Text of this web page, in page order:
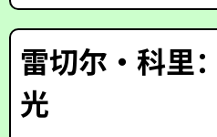
雷切尔·科里
光